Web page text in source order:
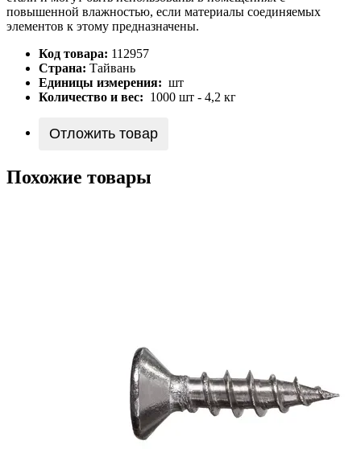
повышенной влажностью, если материалы соединяемых
элементов к этому предназначены.
Код товара: 112957
Страна: Тайвань
Единицы измерения: шт
Количество и вес: 1000 шт - 4,2 кг
Отложить товар
Похожие товары